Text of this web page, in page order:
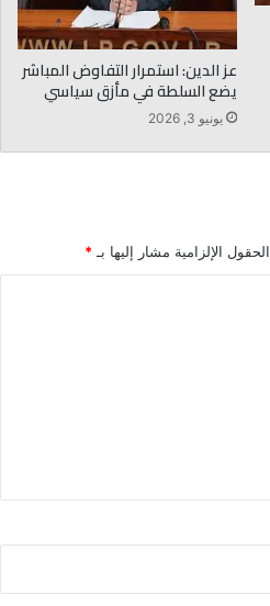
عز الدين: استمرار التفاوض المباشر
يضع السلطة في مأزق سياسي
يونيو 3, 2026
الحقول الإلزامية مشار إليها بـ *